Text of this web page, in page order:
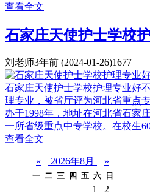
查看全文
石家庄天使护士学校
刘老师3年前 (2024-01-26)1677
石家庄天使护士学校护理专业好
理专业，被省厅评为河北省重点
办于1998年，地址在河北省石家
一所省级重点中专学校。在校生
查看全文
« 2026年8月 »
一 二 三 四 五 六 日
1
2